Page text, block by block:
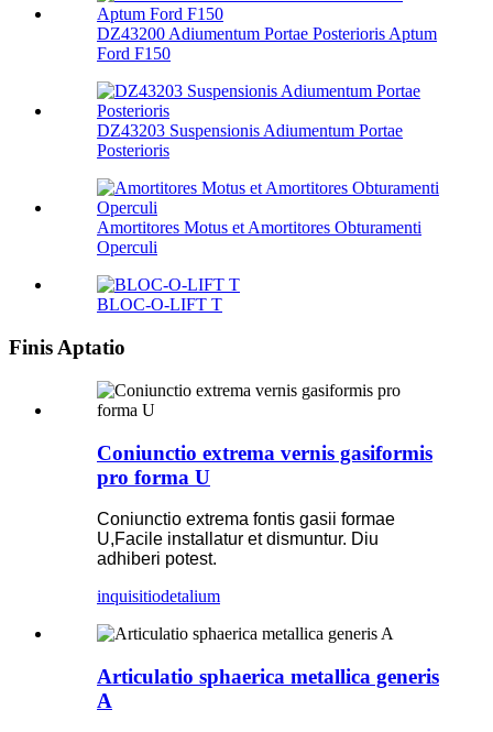
DZ43200 Adiumentum Portae Posterioris Aptum
Ford F150
DZ43203 Suspensionis Adiumentum Portae
Posterioris
Amortitores Motus et Amortitores Obturamenti
Operculi
BLOC-O-LIFT T
Finis Aptatio
Coniunctio extrema vernis gasiformis
pro forma U
Coniunctio extrema fontis gasii formae
U,Facile installatur et dismuntur. Diu
adhiberi potest.
inquisitiodetalium
Articulatio sphaerica metallica generis
A